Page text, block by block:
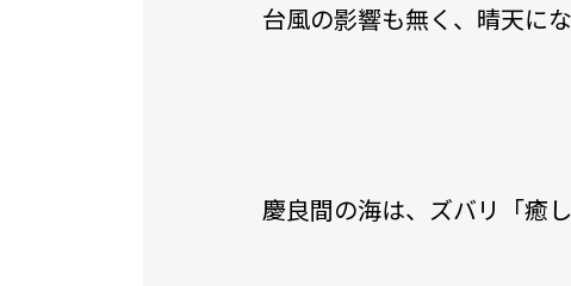
台風の影響も無く、晴天に
慶良間の海は、ズバリ「癒し